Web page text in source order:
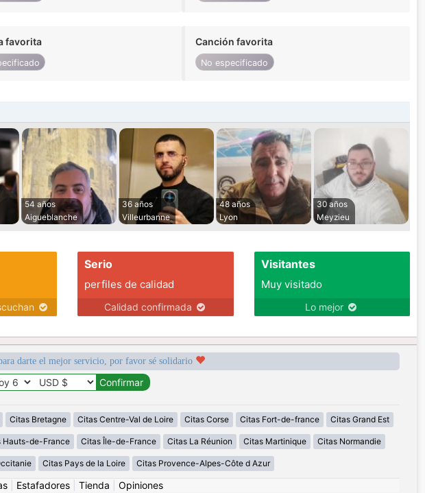
favorita Canción favorita
No especificado
54 años
Aigueblanche
36 años
Villeurbanne
48 años
Lyon
30 años
Meyzieu
Serio
perfiles de calidad
Calidad confirmada
Visitantes
Muy visitado
Lo mejor
darte el mejor servicio, por favor sé solidario
Citas Bretagne Citas Centre-Val de Loire Citas Corse Citas Fort-de-france Citas Grand Est
Hauts-de-France Citas Île-de-France Citas La Réunion Citas Martinique Citas Normandie
Citas Pays de la Loire Citas Provence-Alpes-Côte d Azur
Estafadores Tienda Opiniones